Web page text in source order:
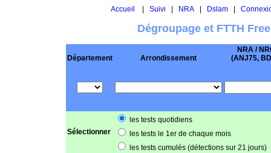
Accueil Suivi NRA| Dslam|
Dégroupage et FTTH
Département Arrondissement
NRA /
(ANJ75,
Sélectionner
les tests quotidiens
les tests le 1er de chaque mois
les tests cumulés (détections sur 21 jours)